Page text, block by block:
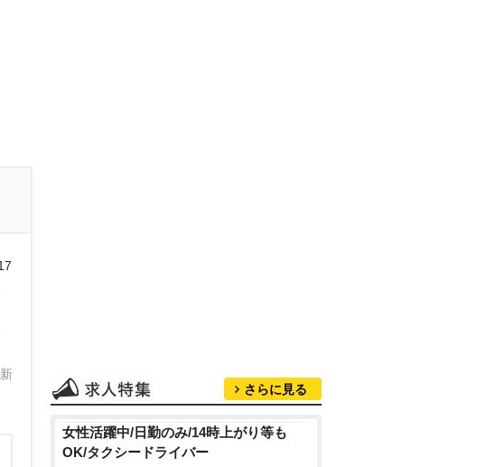
さらに見る
女性活躍中/日勤のみ/14時上がり等も
OK/タクシードライバー